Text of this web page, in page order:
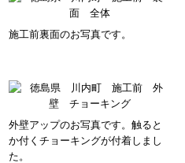
施工前裏面のお写真です。
外壁アップのお写真です。触ると
か付くチョーキングが付着しまし
た。